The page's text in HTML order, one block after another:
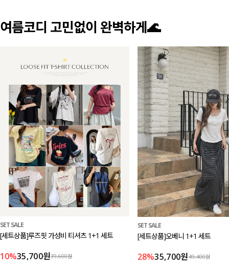
여름코디 고민없이 완벽하게🌊
SET SALE
[세트상품]루즈핏 가성비 티셔츠 1+1 세트
10%35,700원39,600원
SET SALE
[세트상품]오베니 1+1 세트
28%35,700원49,400원